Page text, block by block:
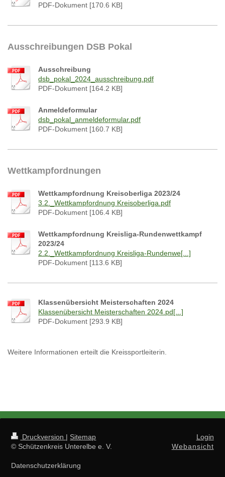
PDF-Dokument [170.6 KB]
Ausschreibungen DSB Pokal
Ausschreibung
dsb_pokal_2024_ausschreibung.pdf
PDF-Dokument [164.2 KB]
Anmeldeformular
dsb_pokal_anmeldeformular.pdf
PDF-Dokument [160.7 KB]
Wettkampfordnungen
Wettkampfordnung Kreisoberliga 2023/24
3.2._Wettkampfordnung Kreisoberliga.pdf
PDF-Dokument [106.4 KB]
Wettkampfordnung Kreisliga-Rundenwettkampf
2023/24
2.2._Wettkampfordnung Kreisliga-Rundenwe[...]
PDF-Dokument [113.6 KB]
Klassenübersicht Meisterschaften 2024
Klassenübersicht Meisterschaften 2024.pd[...]
PDF-Dokument [293.9 KB]
Weitere Informationen erteilt die Kreissportleiterin.
Druckversion | Sitemap
© Schützenkreis Unterelbe e. V.
Datenschutzerklärung
Login
Webansicht